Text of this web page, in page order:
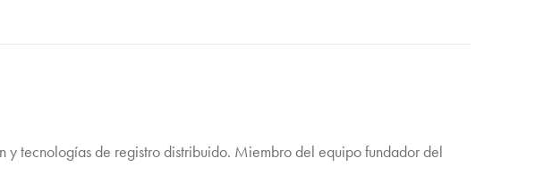
tecnologías de registro distribuido. Miembro del equipo fundador del